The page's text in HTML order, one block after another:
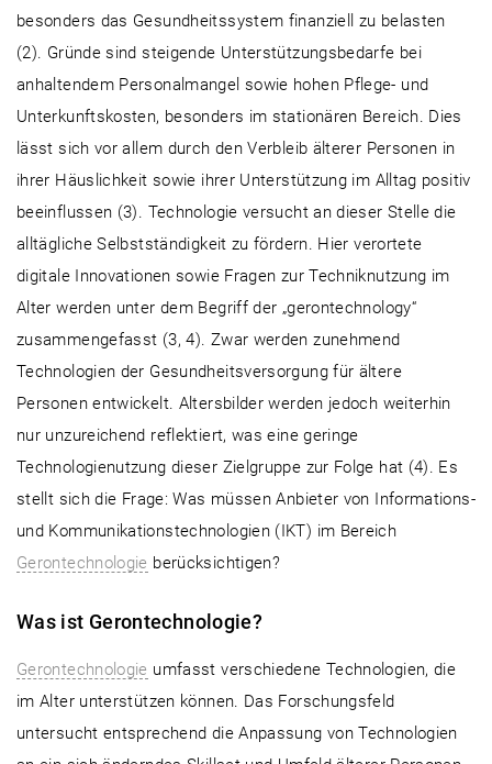
besonders das Gesundheitssystem finanziell zu belasten
(2). Gründe sind steigende Unterstützungsbedarfe bei
anhaltendem Personalmangel sowie hohen Pflege- und
Unterkunftskosten, besonders im stationären Bereich. Dies
lässt sich vor allem durch den Verbleib älterer Personen in
ihrer Häuslichkeit sowie ihrer Unterstützung im Alltag positiv
beeinflussen (3). Technologie versucht an dieser Stelle die
alltägliche Selbstständigkeit zu fördern. Hier verortete
digitale Innovationen sowie Fragen zur Techniknutzung im
Alter werden unter dem Begriff der „gerontechnology“
zusammengefasst (3, 4). Zwar werden zunehmend
Technologien der Gesundheitsversorgung für ältere
Personen entwickelt. Altersbilder werden jedoch weiterhin
nur unzureichend reflektiert, was eine geringe
Technologienutzung dieser Zielgruppe zur Folge hat (4). Es
stellt sich die Frage: Was müssen Anbieter von Informations-
und Kommunikationstechnologien (IKT) im Bereich
Gerontechnologie berücksichtigen?
Was ist Gerontechnologie?
Gerontechnologie umfasst verschiedene Technologien, die
im Alter unterstützen können. Das Forschungsfeld
untersucht entsprechend die Anpassung von Technologien